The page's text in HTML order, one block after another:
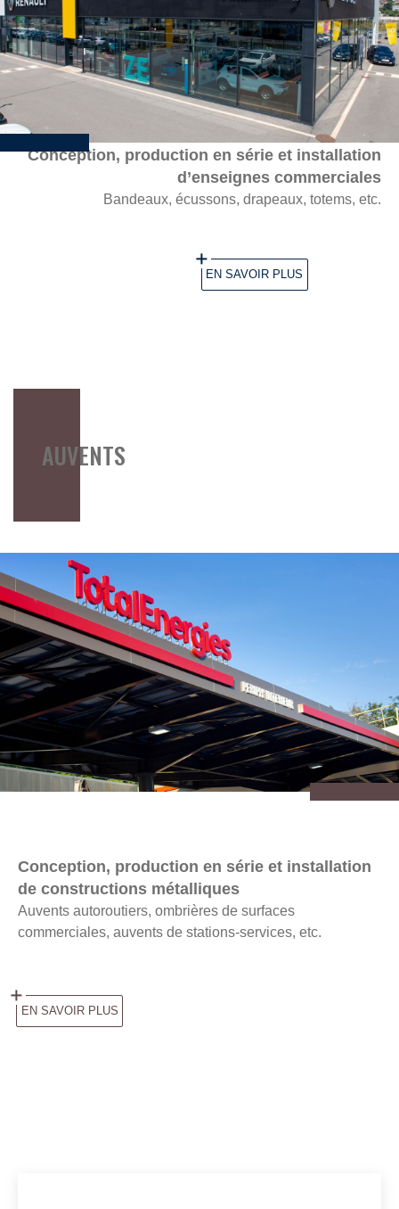
Conception, production en série et installation
d’enseignes commerciales
Bandeaux, écussons, drapeaux, totems, etc.
EN SAVOIR PLUS
Image
AUVENTS
Image
Conception, production en série et installation
de constructions métalliques
Auvents autoroutiers, ombrières de surfaces
commerciales, auvents de stations-services, etc.
EN SAVOIR PLUS